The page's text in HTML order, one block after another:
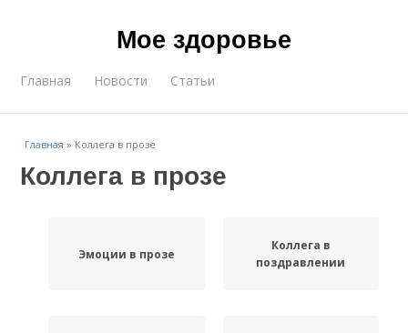
Мое здоровье
Главная Новости Статьи
Главная » Коллега в прозе
Коллега в прозе
Эмоции в прозе
Коллега в
поздравлении